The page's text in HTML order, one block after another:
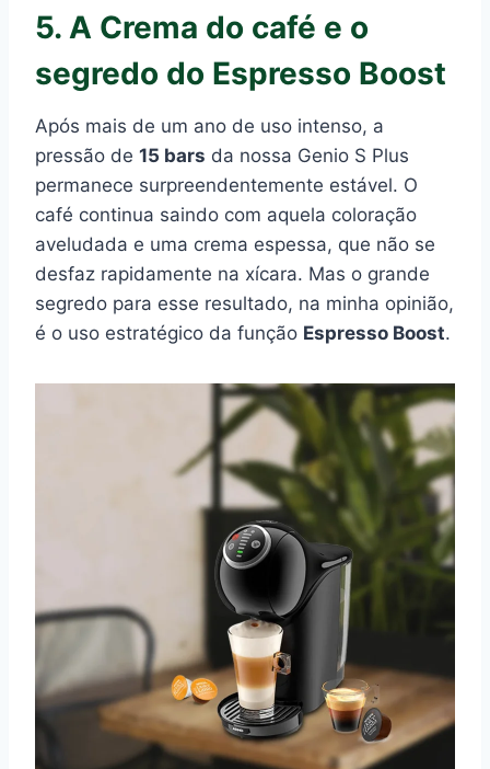
5. A Crema do café e o
segredo do Espresso Boost
Após mais de um ano de uso intenso, a
pressão de 15 bars da nossa Genio S Plus
permanece surpreendentemente estável. O
café continua saindo com aquela coloração
aveludada e uma crema espessa, que não se
desfaz rapidamente na xícara. Mas o grande
segredo para esse resultado, na minha opinião,
é o uso estratégico da função Espresso Boost.